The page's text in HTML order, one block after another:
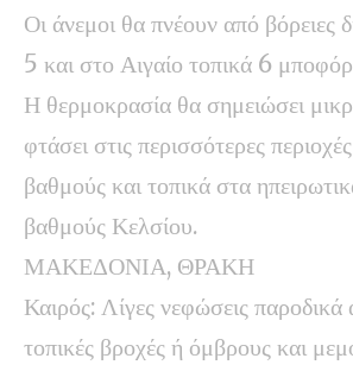
Οι άνεμοι θα πνέουν από βόρειες
5 και στο Αιγαίο τοπικά 6
Η θερμοκρασία θα σημειώσει
φτάσει στις περισσότερες
βαθμούς και τοπικά στα
βαθμούς Κελσίου.
ΜΑΚΕΔΟΝΙΑ, ΘΡΑΚΗ
Καιρός: Λίγες νεφώσεις παροδικά
τοπικές βροχές ή όμβρους και